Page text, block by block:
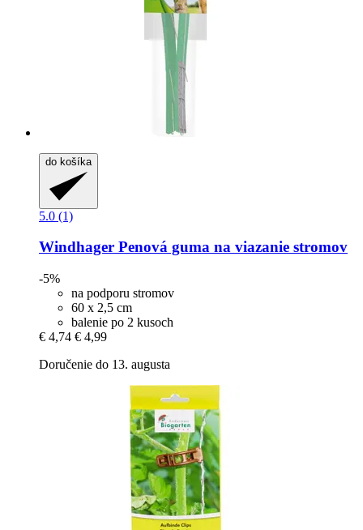
do košíka
5.0 (1)
Windhager Penová guma na viazanie stromov
-5%
na podporu stromov
60 x 2,5 cm
balenie po 2 kusoch
€ 4,74 € 4,99
Doručenie do 13. augusta